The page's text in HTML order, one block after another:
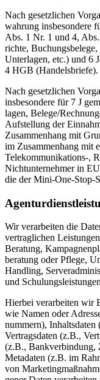
Nach gesetz­lichen
wahrung insbe­sondere
Abs. 1 Nr. 1 und 4,
richte,
Unter­lagen, etc.) und 6
4 HGB (Handels­briefe).
Nach gesetz­lichen
insbe­sondere für 7 J
lagen, Belege/
Aufstellung der
Zusam­menhang mit
im Zusam­menhang mit
Telekommunikations‑,
Nicht­un­ter­nehmer in
die der Mini-One-Stop-
Wir verar­beiten die
vertrag­lichen
Beratung,
beratung oder Pflege,
Handling,
und
Hierbei verar­beiten wir
wie Namen oder
nummern),
Vertrags­daten (z.B.,
(z.B., Bankver­bindung,
Metadaten (z.B. im
von